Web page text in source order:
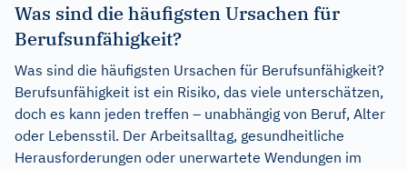
Was sind die häufigsten Ursachen für
Berufsunfähigkeit?
Was sind die häufigsten Ursachen für Berufsunfähigkeit?
Berufsunfähigkeit ist ein Risiko, das viele unterschätzen,
doch es kann jeden treffen – unabhängig von Beruf, Alter
oder Lebensstil. Der Arbeitsalltag, gesundheitliche
Herausforderungen oder unerwartete Wendungen im